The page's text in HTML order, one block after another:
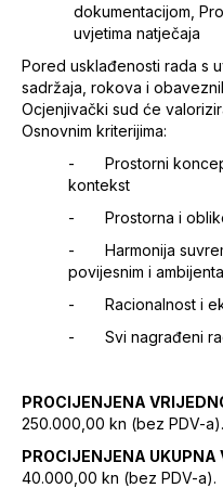
dokumentacijom,
uvjetima natječaja
Pored usklađenosti rada s
sadržaja, rokova i
Ocjenjivački sud će
Osnovnim kriterijima:
- Prostorni koncept
kontekst
- Prostorna i
- Harmonija
povijesnim i
- Racionalnost i
- Svi nagrađeni
PROCIJENJENA
250.000,00 kn (bez PDV-a).
PROCIJENJENA UKUPNA
40.000,00 kn (bez PDV-a).